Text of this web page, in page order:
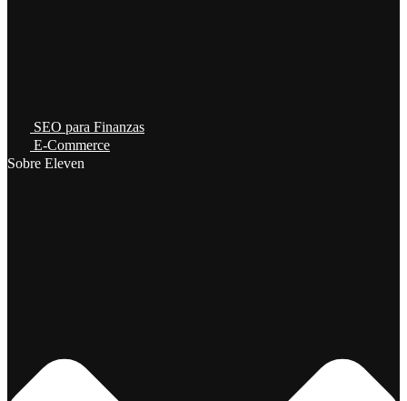
SEO para Finanzas
E-Commerce
Sobre Eleven